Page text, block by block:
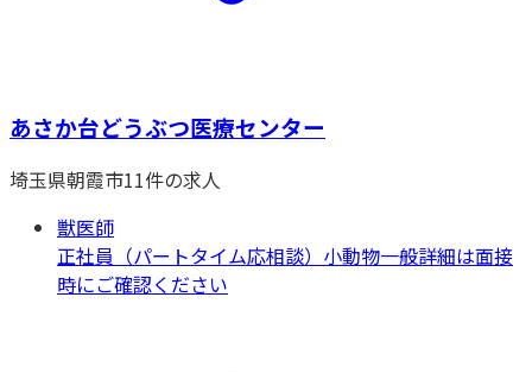
あさか台どうぶつ医療センター
埼玉県朝霞市11件の求人
獣医師
正社員（パートタイム応相談） 小動物一般詳細は面接
時にご確認ください